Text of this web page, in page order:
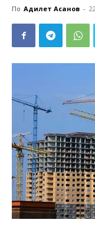
По Адилет Асанов -